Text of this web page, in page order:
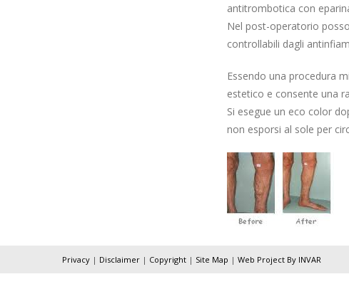
antitrombotica con
Nel post-operatorio
controllabili dagli
Essendo una procedura
estetico e consente una
Si esegue un eco color
non esporsi al sole per
Privacy | Disclaimer | Copyright | Site Map | Web Project By INVAR